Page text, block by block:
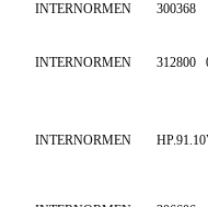
INTERNORMEN 300368
INTERNORMEN 312800
INTERNORMEN